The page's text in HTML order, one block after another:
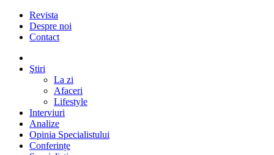
Revista
Despre noi
Contact
Ştiri
La zi
Afaceri
Lifestyle
Interviuri
Analize
Opinia Specialistului
Conferințe